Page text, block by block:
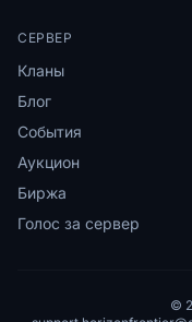
СЕРВЕР
Кланы
Блог
События
Аукцион
Биржа
Голос за сервер
©